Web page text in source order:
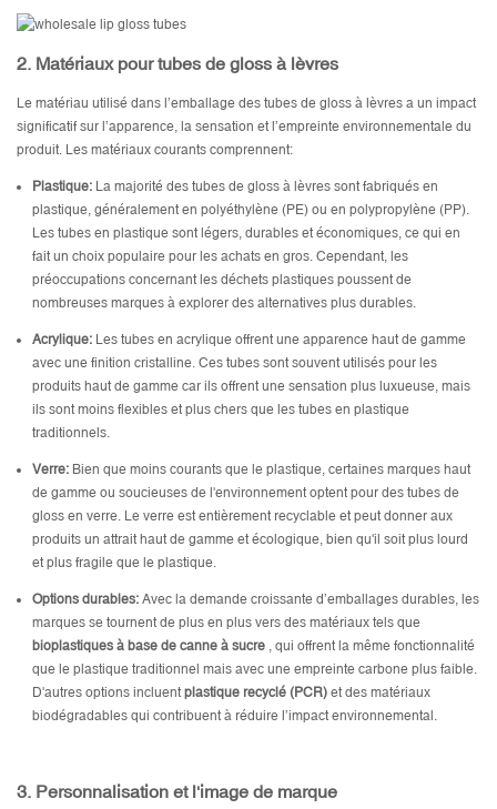
2. Matériaux pour tubes de gloss à lèvres
Le matériau utilisé dans l’emballage des tubes de gloss à lèvres a un impact
significatif sur l’apparence, la sensation et l’empreinte environnementale du
produit. Les matériaux courants comprennent:
Plastique: La majorité des tubes de gloss à lèvres sont fabriqués en
plastique, généralement en polyéthylène (PE) ou en polypropylène (PP).
Les tubes en plastique sont légers, durables et économiques, ce qui en
fait un choix populaire pour les achats en gros. Cependant, les
préoccupations concernant les déchets plastiques poussent de
nombreuses marques à explorer des alternatives plus durables.
Acrylique: Les tubes en acrylique offrent une apparence haut de gamme
avec une finition cristalline. Ces tubes sont souvent utilisés pour les
produits haut de gamme car ils offrent une sensation plus luxueuse, mais
ils sont moins flexibles et plus chers que les tubes en plastique
traditionnels.
Verre: Bien que moins courants que le plastique, certaines marques haut
de gamme ou soucieuses de l'environnement optent pour des tubes de
gloss en verre. Le verre est entièrement recyclable et peut donner aux
produits un attrait haut de gamme et écologique, bien qu'il soit plus lourd
et plus fragile que le plastique.
Options durables:Avec la demande croissante d’emballages durables, les
marques se tournent de plus en plus vers des matériaux tels que
bioplastiques à base de canne à sucre , qui offrent la même fonctionnalité
que le plastique traditionnel mais avec une empreinte carbone plus faible.
D'autres options incluentplastique recyclé (PCR)et des matériaux
biodégradables qui contribuent à réduire l’impact environnemental.
3. Personnalisation et l'image de marque